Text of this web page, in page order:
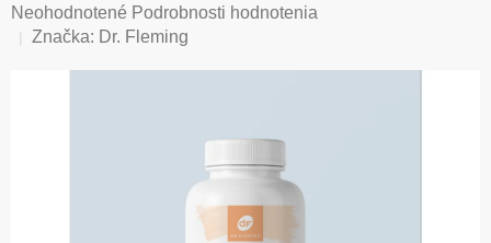
Priemerné
hodnotenie
Neohodnotené Podrobnosti hodnotenia
Značka: Dr. Fleming